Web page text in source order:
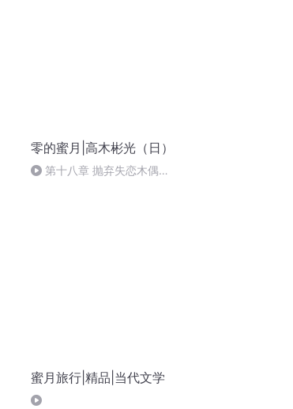
零的蜜月|高木彬光（日）
第十八章 抛弃失恋木偶
蜜月旅行|精品|当代文学